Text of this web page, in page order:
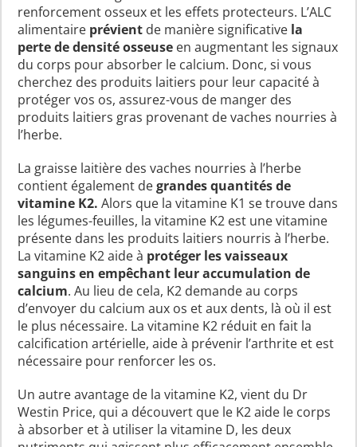
renforcement osseux et les effets protecteurs. L’ALC
alimentaire prévient de manière significative la
perte de densité osseuse en augmentant les signaux
du corps pour absorber le calcium. Donc, si vous
cherchez des produits laitiers pour leur capacité à
protéger vos os, assurez-vous de manger des
produits laitiers gras provenant de vaches nourries à
l’herbe.
La graisse laitière des vaches nourries à l’herbe
contient également degrandes quantités de
vitamine K2. Alors que la vitamine K1 se trouve dans
les légumes-feuilles, la vitamine K2 est une vitamine
présente dans les produits laitiers nourris à l’herbe.
La vitamine K2 aide à protéger les vaisseaux
sanguins en empêchant leur accumulation de
calcium. Au lieu de cela, K2 demande au corps
d’envoyer du calcium aux os et aux dents, là où il est
le plus nécessaire. La vitamine K2 réduit en fait la
calcification artérielle, aide à prévenir l’arthrite et est
nécessaire pour renforcer les os.
Un autre avantage de la vitamine K2, vient du Dr
Westin Price, qui a découvert que le K2 aide le corps
à absorber et à utiliser la vitamine D, les deux